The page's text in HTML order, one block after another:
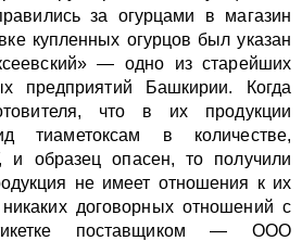
за огурцами в магазин
купленных огурцов был указан
— одно из старейших
предприятий Башкирии. Когда
что в их продукции
тиаметоксам в количестве,
образец опасен, то получили
не имеет отношения к их
договорных отношений с
поставщиком — ООО